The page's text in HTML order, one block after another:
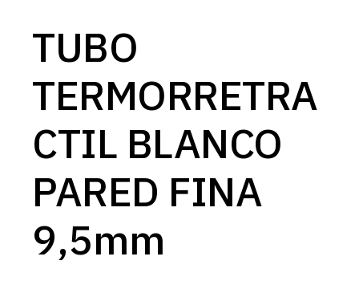
TUBO
TERMORRETRA
CTIL BLANCO
PARED FINA
9,5mm